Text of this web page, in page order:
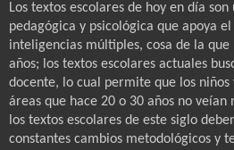
Los textos escolares de hoy en día
pedagógica y psicológica que apoya
inteligencias múltiples, cosa de la que
años; los textos escolares actuales
docente, lo cual permite que los
áreas que hace 20 o 30 años no veían
los textos escolares de este siglo
constantes cambios metodológicos y